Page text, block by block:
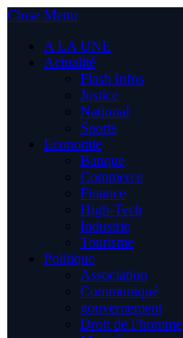
Close Menu
A LA UNE
Actualité
Flash Infos
Justice
National
Sports
Economie
Banque
Commerce
Finance
High-Tech
Industrie
Tourisme
Politique
Association
Communiqué
gouvernement
Droit de l’homme